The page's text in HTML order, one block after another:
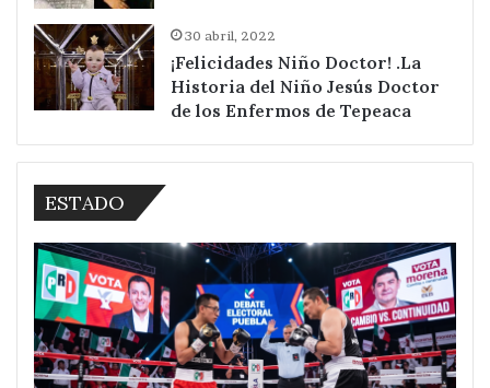
30 abril, 2022
¡Felicidades Niño Doctor! .La
Historia del Niño Jesús Doctor
de los Enfermos de Tepeaca
ESTADO